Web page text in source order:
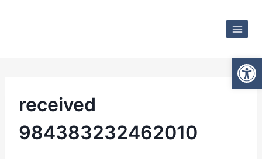
received
984383232462010